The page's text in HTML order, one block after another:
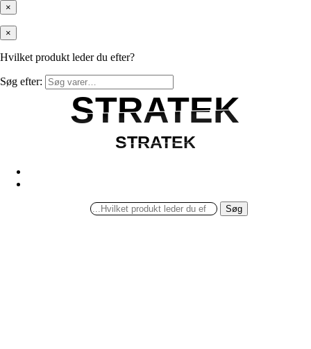
×
×
Hvilket produkt leder du efter?
Søg efter:
STRATEK
STRATEK
STRATEK
STRATEK
Søg